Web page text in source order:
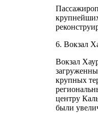
6. Вокзал
Вокзал
крупных
центру
были